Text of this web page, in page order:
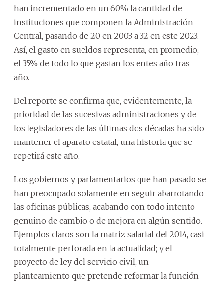
han incrementado en un 60% la cantidad de
instituciones que componen la Administración
Central, pasando de 20 en 2003 a 32 en este 2023.
Así, el gasto en sueldos representa, en promedio,
el 35% de todo lo que gastan los entes año tras
año.
Del reporte se confirma que, evidentemente, la
prioridad de las sucesivas administraciones y de
los legisladores de las últimas dos décadas ha sido
mantener el aparato estatal, una historia que se
repetirá este año.
Los gobiernos y parlamentarios que han pasado se
han preocupado solamente en seguir abarrotando
las oficinas públicas, acabando con todo intento
genuino de cambio o de mejora en algún sentido.
Ejemplos claros son la matriz salarial del 2014, casi
totalmente perforada en la actualidad; y el
proyecto de ley del servicio civil, un
planteamiento que pretende reformar la función